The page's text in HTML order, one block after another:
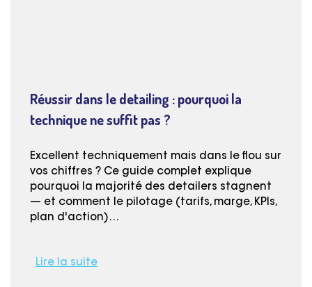
Réussir dans le detailing : pourquoi la
technique ne suffit pas ?
Excellent techniquement mais dans le flou sur
vos chiffres ? Ce guide complet explique
pourquoi la majorité des detailers stagnent
— et comment le pilotage (tarifs, marge, KPIs,
plan d'action)…
Lire la suite